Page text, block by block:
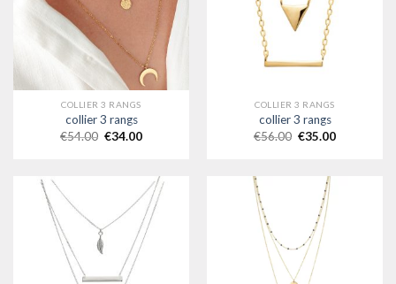
COLLIER 3 RANGS
collier 3 rangs
€54.00 €34.00
COLLIER 3 RANGS
collier 3 rangs
€56.00 €35.00